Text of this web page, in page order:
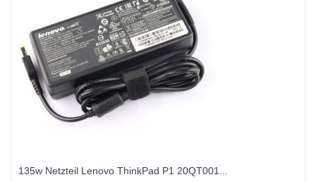
135w Netzteil Lenovo ThinkPad P1 20QT001...